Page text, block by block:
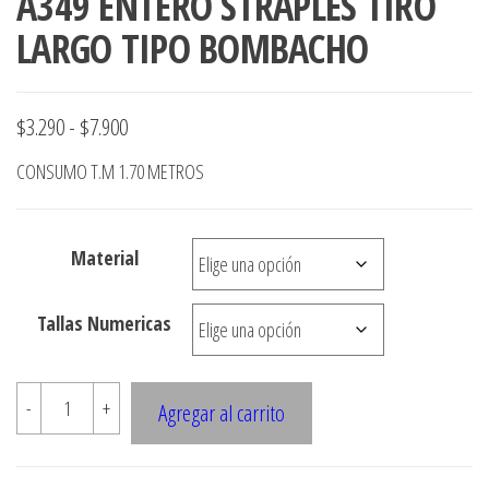
LARGO TIPO BOMBACHO
$3.290- $7.900Rango
de
$3.290
$7.900
CONSUMO T.M 1.70 METROS
Material
Tallas Numericas
-
A349
+ Agregar al carrito